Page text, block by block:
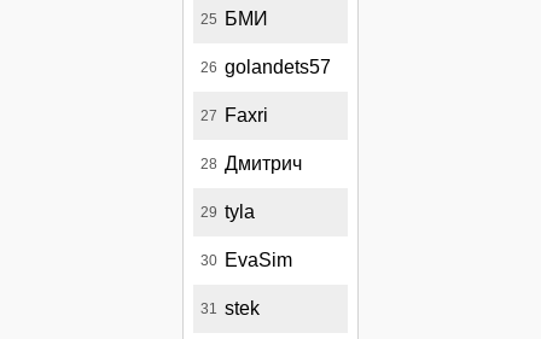
25 БМИ
26 golandets57
27 Faxri
28 Дмитрич
29 tyla
30 EvaSim
31 stek